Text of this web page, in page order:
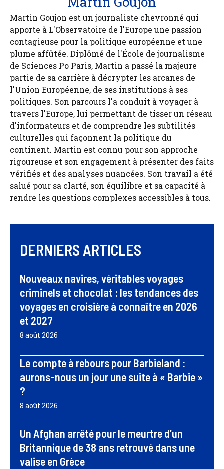
Martin Goujon est un journaliste chevronné qui
apporte à L'Observatoire de l'Europe une passion
contagieuse pour la politique européenne et une
plume affûtée. Diplômé de l'École de journalisme
de Sciences Po Paris, Martin a passé la majeure
partie de sa carrière à décrypter les arcanes de
l'Union Européenne, de ses institutions à ses
politiques. Son parcours l'a conduit à voyager à
travers l'Europe, lui permettant de tisser un réseau
d'informateurs et de comprendre les subtilités
culturelles qui façonnent la politique du
continent. Martin est connu pour son approche
rigoureuse et son engagement à présenter des faits
vérifiés et des analyses nuancées. Son travail a été
salué pour sa clarté, son équilibre et sa capacité à
rendre les questions complexes accessibles à tous.
DERNIERS ARTICLES
Nouveaux navires, véritables voyages
criminels et chocolat : les tendances des
voyages en croisière à connaître en 2026
et 2027
8 août 2026
Le compte à rebours pour Barbieland :
aurons-nous un jour une suite à « Barbie »
?
8 août 2026
Un Afghan arrêté pour le meurtre d’un
Britannique de 38 ans retrouvé dans une
valise en Grèce